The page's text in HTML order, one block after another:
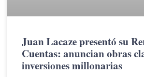
Juan Lacaze presentó su
Cuentas: anuncian obras
inversiones millonarias